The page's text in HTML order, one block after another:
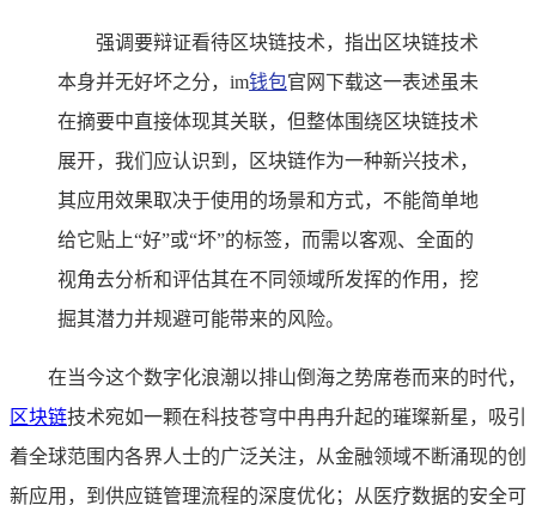
强调要辩证看待区块链技术，指出区块链技术
本身并无好坏之分，im钱包官网下载这一表述虽未
在摘要中直接体现其关联，但整体围绕区块链技术
展开，我们应认识到，区块链作为一种新兴技术，
其应用效果取决于使用的场景和方式，不能简单地
给它贴上“好”或“坏”的标签，而需以客观、全面的
视角去分析和评估其在不同领域所发挥的作用，挖
掘其潜力并规避可能带来的风险。
在当今这个数字化浪潮以排山倒海之势席卷而来的时代，
区块链技术宛如一颗在科技苍穹中冉冉升起的璀璨新星，吸引
着全球范围内各界人士的广泛关注，从金融领域不断涌现的创
新应用，到供应链管理流程的深度优化；从医疗数据的安全可